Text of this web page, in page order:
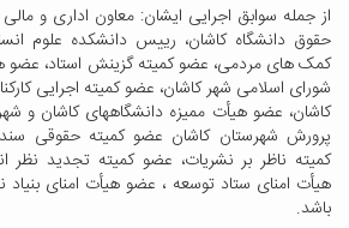
از جمله سوابق اجرایی ایشان: معاون اداری و
حقوق دانشگاه کاشان، رییس دانشکده علوم
کمک های مردمی، عضو کمیته گزینش استاد، عضو
شورای اسلامی شهر کاشان، عضو کمیته اجرایی
کاشان، عضو هیأت ممیزه دانشگاه­های کاشان و
پرورش شهرستان کاشان عضو کمیته حقوقی
کمیته ناظر بر نشریات، عضو کمیته تجدید نظر
هیأت امنای ستاد توسعه ، عضو هیأت امنای
باشد.